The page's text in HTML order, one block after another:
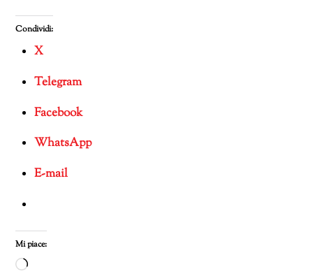
Condividi:
X
Telegram
Facebook
WhatsApp
E-mail
Mi piace:
Caricamento